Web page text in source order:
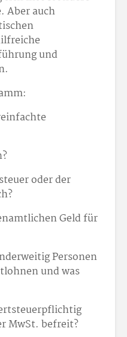
Aber auch
und
oder der
Geld für
Personen
und was
MwSt. befreit?